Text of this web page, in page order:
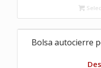
Bolsa autocierre